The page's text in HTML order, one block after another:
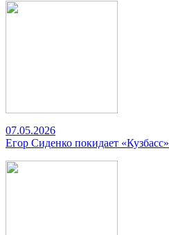
07.05.2026
Егор Сиденко покидает «Кузбасс»